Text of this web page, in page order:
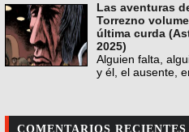
Las aventuras
Torrezno
última curda
2025)
Alguien falta,
y él, el ausente,
COMENTARIOS RECIENTES